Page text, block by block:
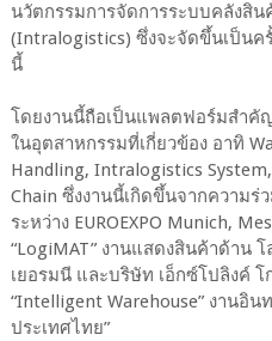
นวัตกรรมการจัดการระบบคลังสิ
(Intralogistics) ซึ่งจะจัดขึ้นเป็นค
นี้
โดยงานนี้ถือเป็นแพลตฟอร์มสําคั
ในอุตสาหกรรมที่เกี่ยวข้อง อาทิ
Handling, Intralogistics
Chain ซึ่งงานนี้เกิดขึ้นจากความ
ระหว่าง EUROEXPO Munich,
“LogiMAT” งานแสดงสินค้าด้าน
เยอรมนี และบริษัท เอ็กซ์โปลิงค์
“Intelligent Warehouse” งานอิ
ประเทศไทย”